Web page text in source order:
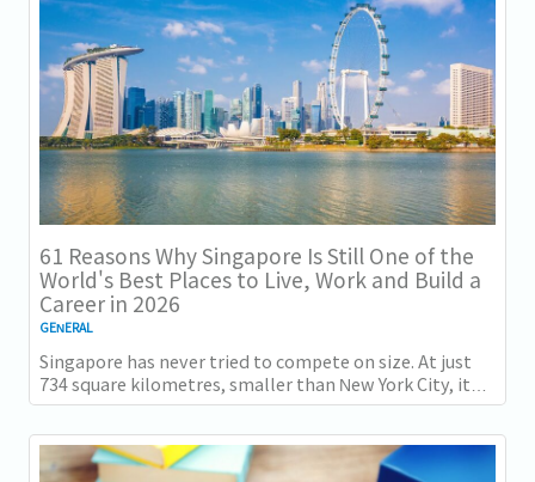
61 Reasons Why Singapore Is Still One of the
World's Best Places to Live, Work and Build a
Career in 2026
GENERAL
Singapore has never tried to compete on size. At just
734 square kilometres, smaller than New York City, it
competes on capability instead....